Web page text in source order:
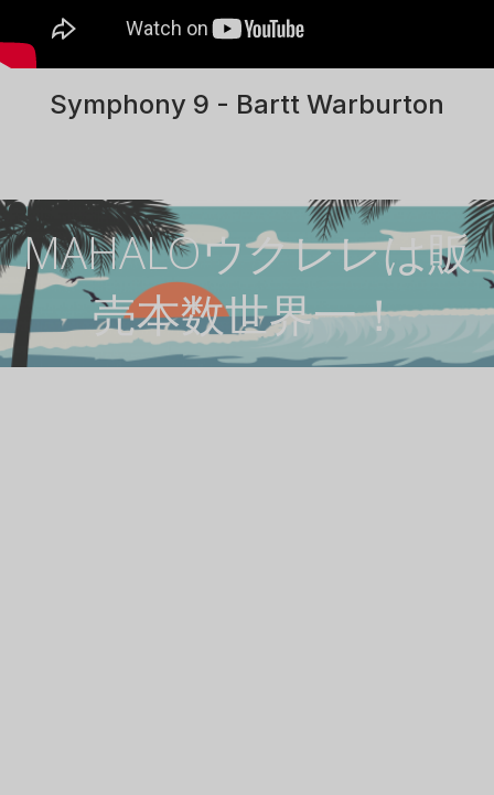
Symphony 9 - Bartt Warburton
MAHALOウクレレは販
売本数世界一！